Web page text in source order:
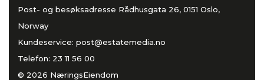
Post- og besøksadresse Rådhusgata 26, 0151 Oslo,
Norway
Kundeservice: post@estatemedia.no
Telefon: 23 11 56 00
© 2026 NæringsEiendom